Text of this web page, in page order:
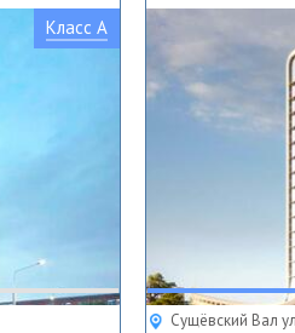
Класс A
Сущёвский Вал